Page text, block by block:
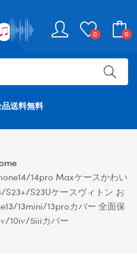
0 0
送料無料
14pro Maxケースかわい
S23Uケースヴィトン お
13mini/13proカバー 全面保
10iv/5iiiカバー